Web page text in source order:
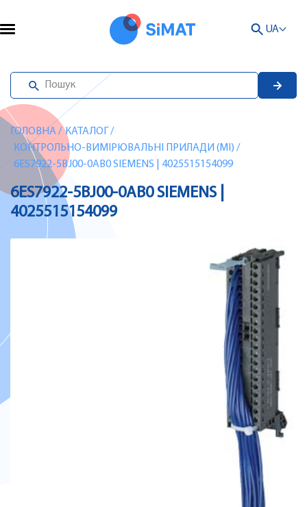
UA
ГОЛОВНА/ КАТАЛОГ /
КОНТРОЛЬНО-ВИМІРЮВАЛЬНІ ПРИЛАДИ (MI) /
6ES7922-5BJ00-0AB0 SIEMENS | 4025515154099
6ES7922-5BJ00-0AB0 SIEMENS |
4025515154099